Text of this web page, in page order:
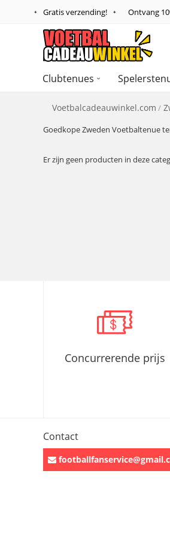
Gratis verzending! Ontvang
Clubtenues
Voetbalcadeauwinkel.com
Goedkope Zweden Voetbaltenue
Er zijn geen producten in deze
Concurrerende prijs
Contact